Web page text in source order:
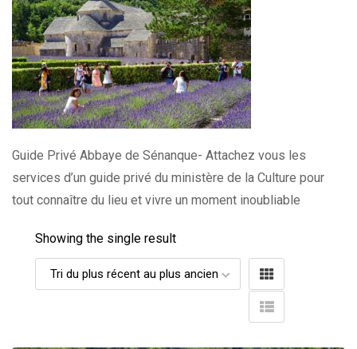
Guide Privé Abbaye de Sénanque- Attachez vous les
services d’un guide privé du ministère de la Culture pour
tout connaître du lieu et vivre un moment inoubliable
Showing the single result